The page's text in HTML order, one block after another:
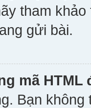
tham
gửi bài.
mã
Bạn